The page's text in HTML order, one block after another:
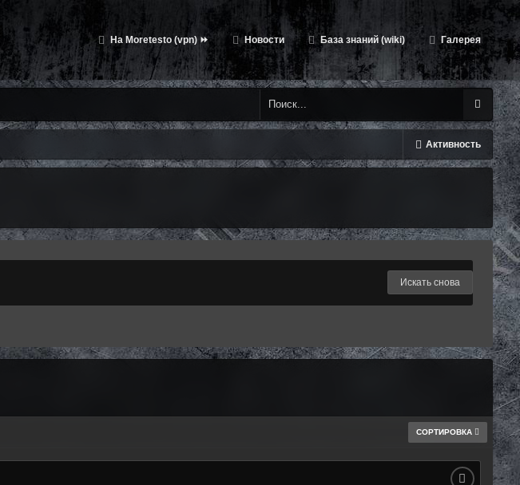
На Moretesto (vpn) ⏩ Новости База знаний (wiki) Галерея
Активность
Искать снова
СОРТИРОВКА